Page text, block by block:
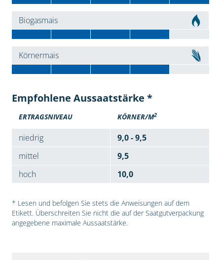
Biogasmais
Körnermais
Empfohlene Aussaatstärke *
ERTRAGSNIVEAU KÖRNER/M2
niedrig
9,0 - 9,5
mittel
9,5
hoch
10,0
* Lesen und befolgen Sie stets die Anweisungen auf dem
Etikett. Überschreiten Sie nicht die auf der Saatgutverpackung
angegebene maximale Aussaatstärke.